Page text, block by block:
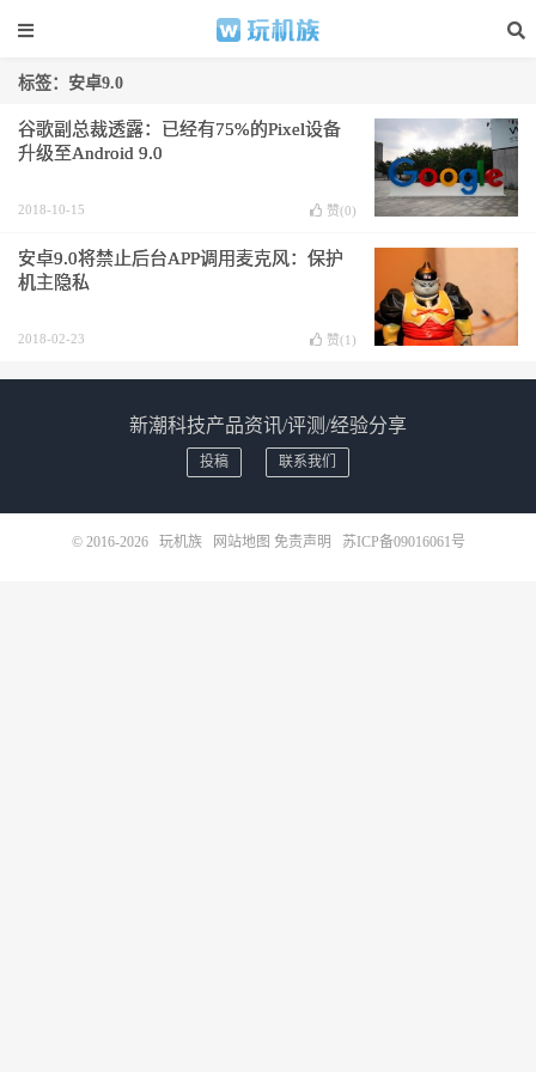
标签：安卓9.0
谷歌副总裁透露：已经有75%的Pixel设备
升级至Android 9.0
2018-10-15 赞(0)
安卓9.0将禁止后台APP调用麦克风：保护
机主隐私
2018-02-23 赞(1 )
新潮科技产品资讯/评测/经验分享
投稿 联系我们
© 2016-2026 玩机族 网站地图 免责声明 苏ICP备09016061号